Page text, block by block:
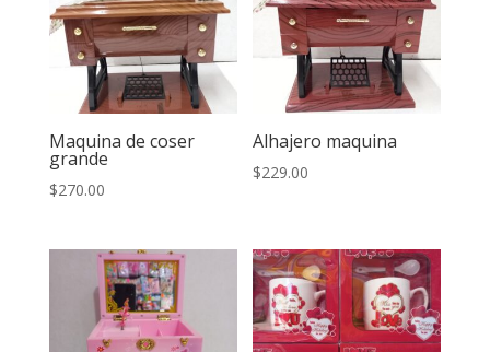
Maquina de coser
grande
$270.00
Alhajero maquina
$229.00